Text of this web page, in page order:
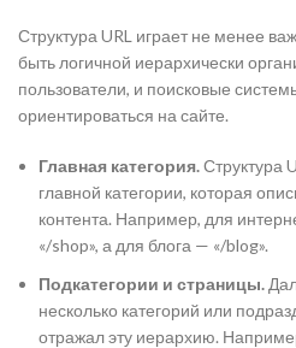
Структура URL играет не менее
быть логичной иерархически
пользователи, и поисковые
ориентироваться на сайте.
Главная категория.Структура
главной категории, которая
контента. Например, для
«/shop», а для блога — «/blog».
Подкатегории и страницы.
несколько категорий или
отражал эту иерархию.